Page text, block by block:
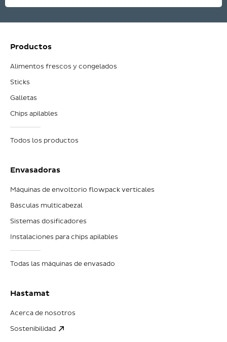
Productos
Alimentos frescos y congelados
Sticks
Galletas
Chips apilables
Todos los productos
Envasadoras
Máquinas de envoltorio flowpack verticales
Básculas multicabezal
Sistemas dosificadores
Instalaciones para chips apilables
Todas las máquinas de envasado
Hastamat
Acerca de nosotros
Sostenibilidad